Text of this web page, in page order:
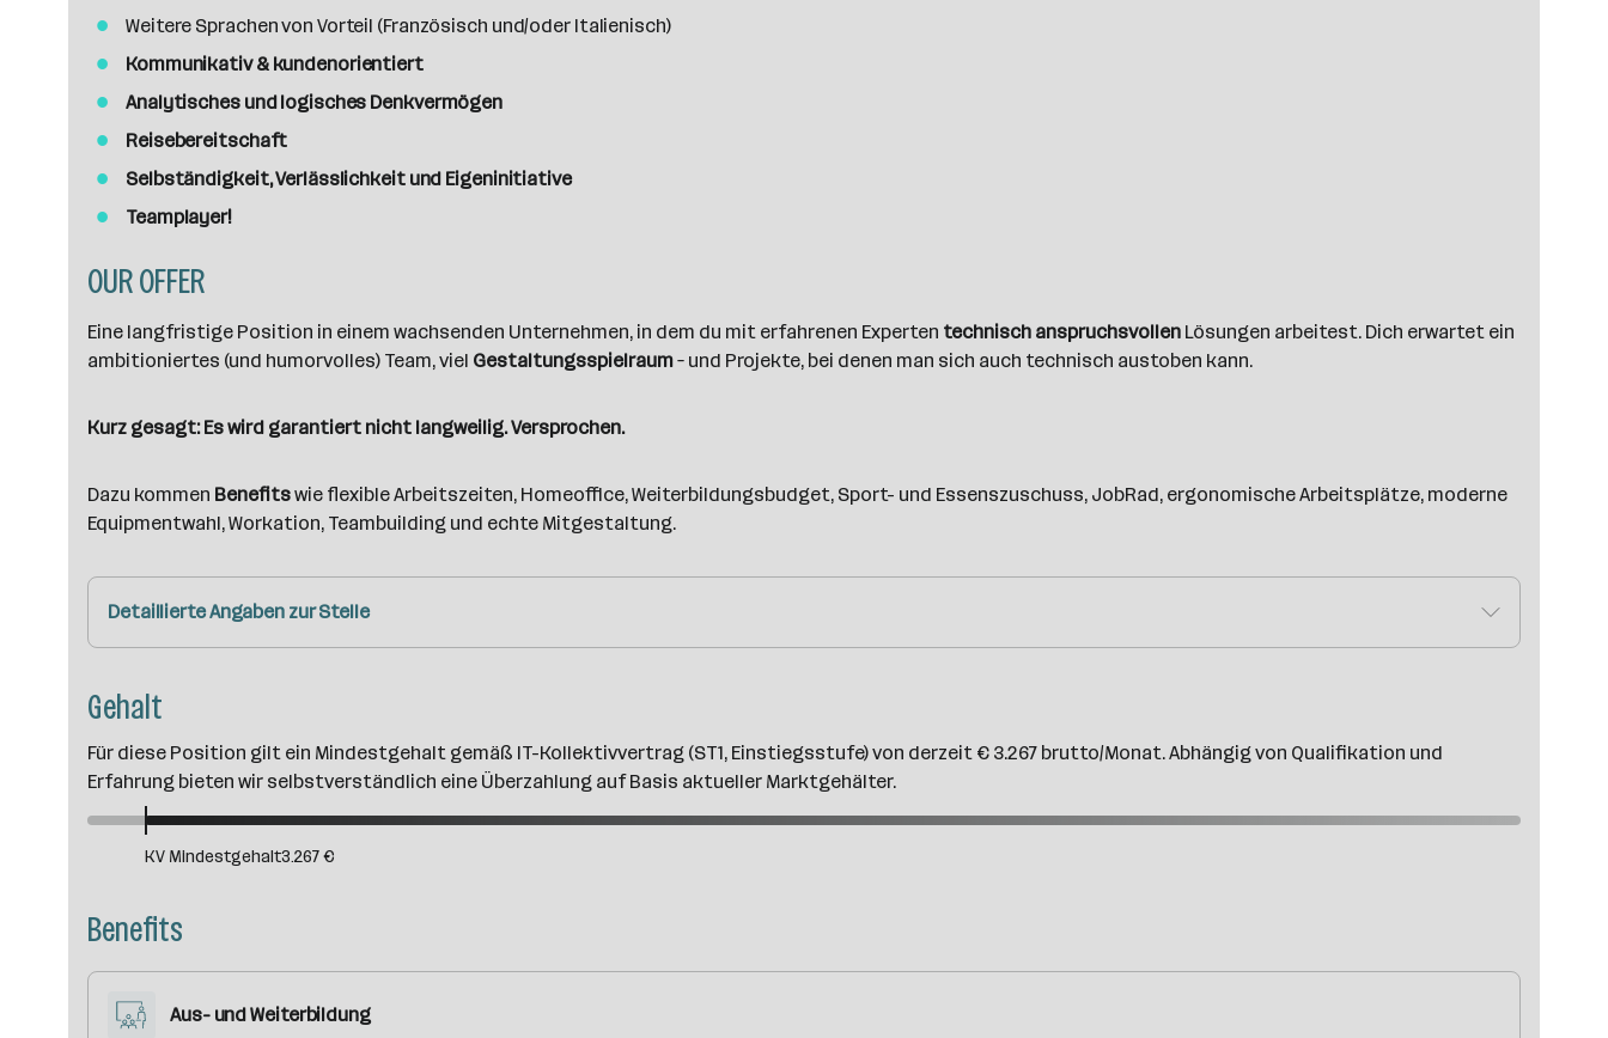
Weitere Sprachen von Vorteil (Französisch und/oder Italienisch)
Kommunikativ & kundenorientiert
Analytisches und logisches Denkvermögen
Reisebereitschaft
Selbständigkeit, Verlässlichkeit und Eigeninitiative
Teamplayer!
OUR OFFER
Eine langfristige Position in einem wachsenden Unternehmen, in dem du mit erfahrenen Experten technisch anspruchsvollen Lösungen arbeitest. Dich erwartet ein
ambitioniertes (und humorvolles) Team, viel Gestaltungsspielraum– und Projekte, bei denen man sich auch technisch austoben kann.
Kurz gesagt: Es wird garantiert nicht langweilig. Versprochen.
Dazu kommen Benefitswie flexible Arbeitszeiten, Homeoffice, Weiterbildungsbudget, Sport- und Essenszuschuss, JobRad, ergonomische Arbeitsplätze, moderne
Equipmentwahl, Workation, Teambuilding und echte Mitgestaltung.
Detaillierte Angaben zur Stelle
Gehalt
Für diese Position gilt ein Mindestgehalt gemäß IT-Kollektivvertrag (ST1, Einstiegsstufe) von derzeit € 3.267 brutto/Monat. Abhängig von Qualifikation und
Erfahrung bieten wir selbstverständlich eine Überzahlung auf Basis aktueller Marktgehälter.
KV Mindestgehalt3.267 €
Benefits
Aus- und Weiterbildung